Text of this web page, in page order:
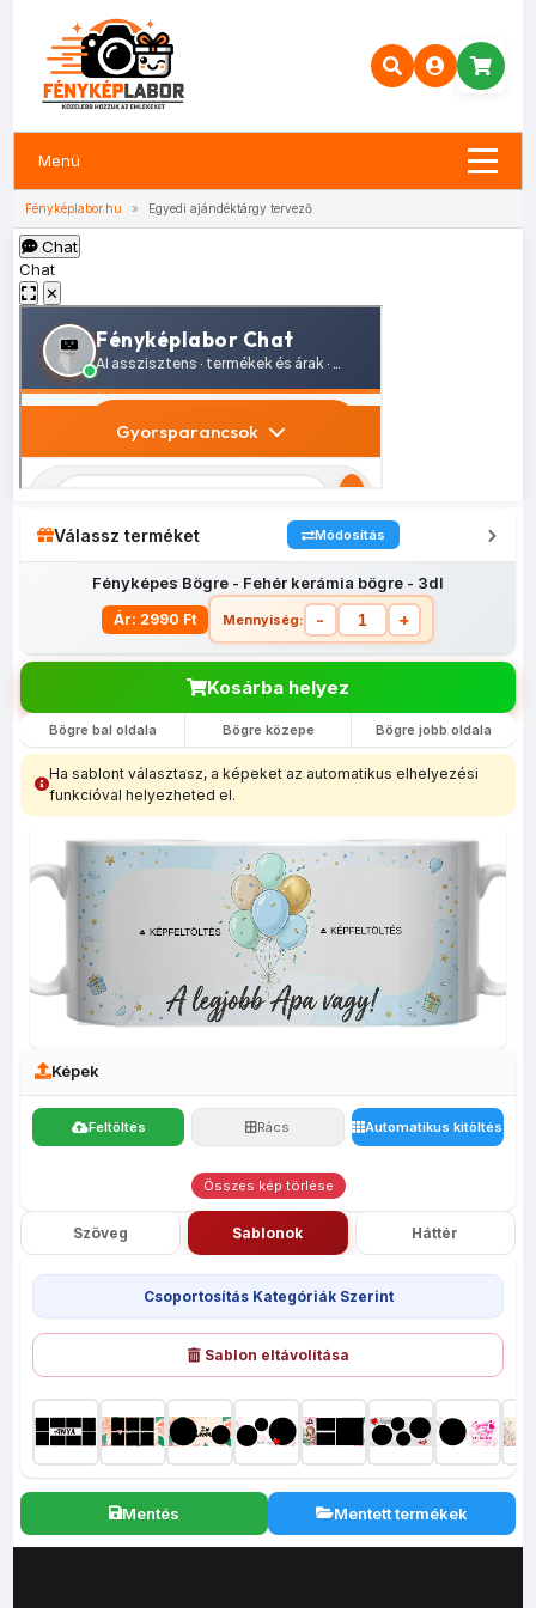
Menü
Fényképlabor.hu » Egyedi ajándéktárgy tervező
Chat
Chat
✕
Válassz terméket Módosítás
Fényképes Bögre - Fehér kerámia bögre - 3dl
Ár: 2990 Ft Mennyiség: - +
Bögrék
Fényképes
egérpadok
(40x60)
tolltartó
szatyor
Kosárba helyez
Képek
Feltöltés Rács Automatikus kitöltés
Összes kép törlése
Szöveg Sablonok Háttér
Csoportosítás Kategóriák Szerint
Sablon eltávolítása
Bögre bal oldala Bögre közepe Bögre jobb oldala
Ha sablont választasz, a képeket az automatikus elhelyezési
funkcióval helyezheted el.
Mentés Mentett termékek